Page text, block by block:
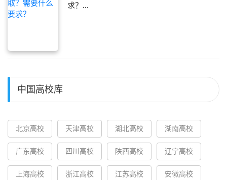
求？...
中国高校库
北京高校 天津高校 湖北高校 湖南高校
广东高校 四川高校 陕西高校 辽宁高校
上海高校 浙江高校 江苏高校 安徽高校